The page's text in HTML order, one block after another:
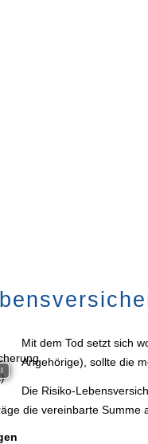
Mit dem Tod setzt sich
Angehörige), sollte die
Die Risiko-
die vereinbarte Summe